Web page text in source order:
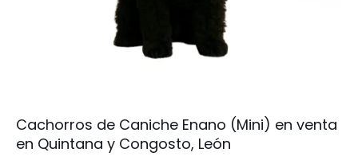
Cachorros de Caniche Enano (Mini) en venta
en Quintana y Congosto, León